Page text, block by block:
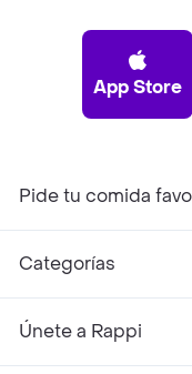
App Store
Pide tu comida
Categorías
Únete a Rappi